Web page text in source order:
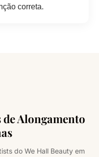
correta.
Alongamento
do We Hall Beauty em